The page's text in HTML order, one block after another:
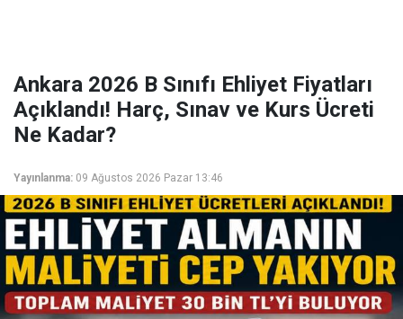
Ankara 2026 B Sınıfı Ehliyet Fiyatları
Açıklandı! Harç, Sınav ve Kurs Ücreti
Ne Kadar?
Yayınlanma: 09 Ağustos 2026 Pazar 13:46